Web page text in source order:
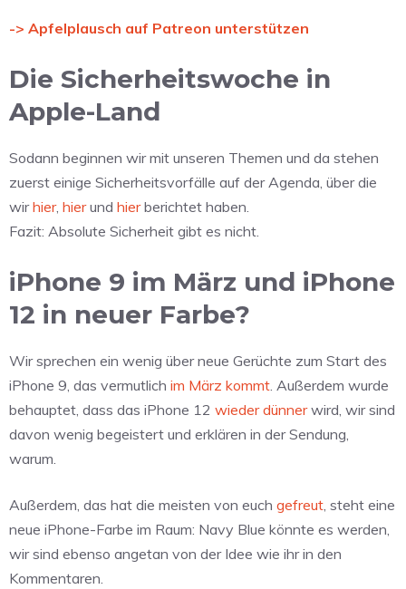
-> Apfelplausch auf Patreon unterstützen
Die Sicherheitswoche in
Apple-Land
Sodann beginnen wir mit unseren Themen und da stehen
zuerst einige Sicherheitsvorfälle auf der Agenda, über die
wirhier, hierund hierberichtet haben.
Fazit: Absolute Sicherheit gibt es nicht.
iPhone 9 im März und iPhone
12 in neuer Farbe?
Wir sprechen ein wenig über neue Gerüchte zum Start des
iPhone 9, das vermutlich im März kommt. Außerdem wurde
behauptet, dass das iPhone 12 wieder dünnerwird, wir sind
davon wenig begeistert und erklären in der Sendung,
warum.
Außerdem, das hat die meisten von euch gefreut, steht eine
neue iPhone-Farbe im Raum: Navy Blue könnte es werden,
wir sind ebenso angetan von der Idee wie ihr in den
Kommentaren.